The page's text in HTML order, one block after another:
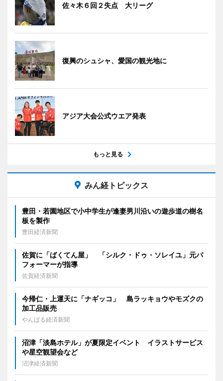
佐々木６回２失点 大リーグ
復興のシュシャ、愛国の観光地に
アジア大会公式ウエア発表
もっと見る
みん経トピックス
豊田・若園地区で小中学生が逢妻男川沿いの遊歩道の樹名
板を製作
豊田経済新聞
佐賀に「ばくてん屋」 「シルク・ドゥ・ソレイユ」元パ
フォーマーが指導
佐賀経済新聞
今帰仁・上運天に「ナギッコ」 島ラッキョウやモズクの
加工品販売
やんばる経済新聞
沼津「淡島ホテル」が夏限定イベント イラストサービス
や星空観望会など
沼津経済新聞